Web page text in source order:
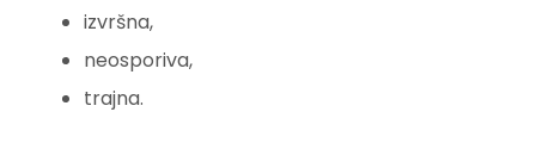
izvršna,
neosporiva,
trajna.